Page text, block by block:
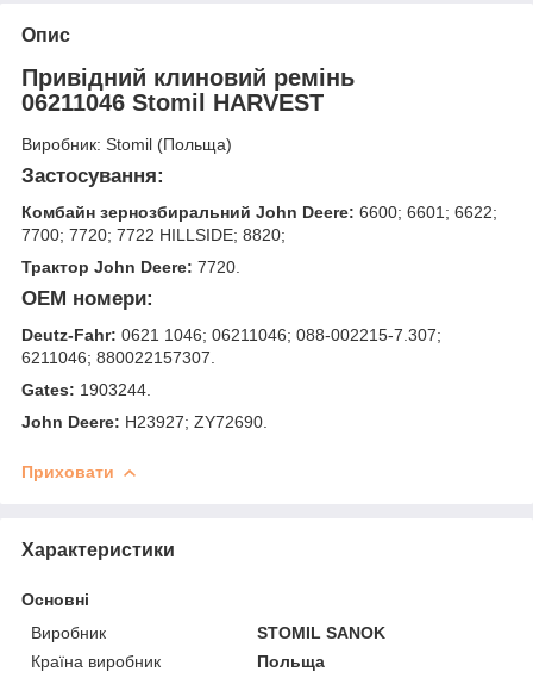
Опис
Привідний клиновий ремінь
06211046 Stomil HARVEST
Виробник: Stomil (Польща)
Застосування:
Комбайн зернозбиральний John Deere: 6600; 6601; 6622;
7700; 7720; 7722 HILLSIDE; 8820;
Трактор John Deere: 7720.
OEM номери:
Deutz-Fahr: 0621 1046; 06211046; 088-002215-7.307;
6211046; 880022157307.
Gates: 1903244.
John Deere: H23927; ZY72690.
Приховати
Характеристики
Основні
Виробник
STOMIL SANOK
Країна виробник
Польща